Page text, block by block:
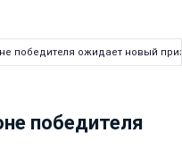
победителя ожидает новый
победителя